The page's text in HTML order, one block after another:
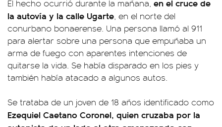
El hecho ocurrió durante la mañana, en el cruce de
la autovía y la calle Ugarte, en el norte del
conurbano bonaerense. Una persona llamó al 911
para alertar sobre una persona que empuñaba un
arma de fuego con aparentes intenciones de
quitarse la vida. Se había disparado en los pies y
también había atacado a algunos autos.
Se trataba de un joven de 18 años identificado como
Ezequiel Caetano Coronel, quien cruzaba por la